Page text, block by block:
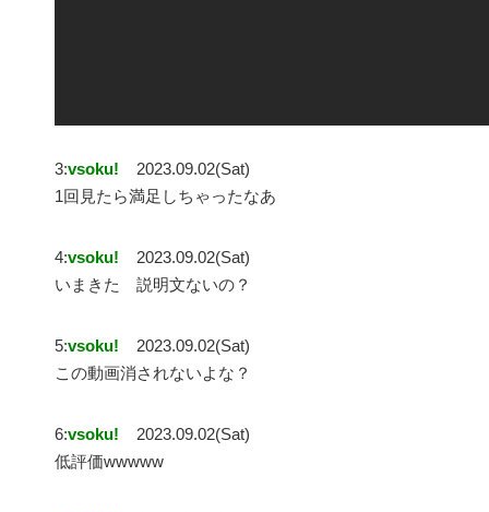
3:vsoku!
2023.09.02(Sat)
1回見たら満足しちゃったなあ
4:vsoku!
2023.09.02(Sat)
いまきた 説明文ないの？
5:vsoku!
2023.09.02(Sat)
この動画消されないよな？
6:vsoku!
2023.09.02(Sat)
低評価wwwww